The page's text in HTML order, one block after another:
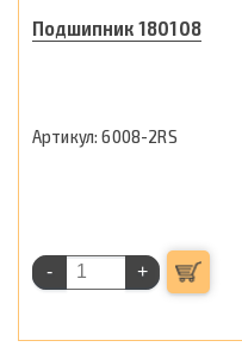
Подшипник 180108
6008-2RS
- +